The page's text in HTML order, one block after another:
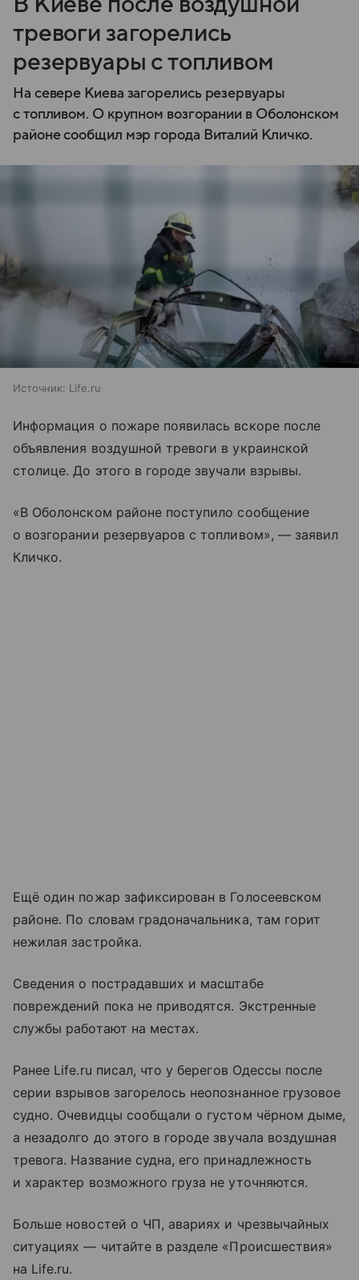
тревоги загорелись
резервуары с топливом
На севере Киева загорелись резервуары
с топливом. О крупном возгорании в Оболонском
районе сообщил мэр города Виталий Кличко.
Источник: Life.ru
Информация о пожаре появилась вскоре после
объявления воздушной тревоги в украинской
столице. До этого в городе звучали взрывы.
«В Оболонском районе поступило сообщение
о возгорании резервуаров с топливом», — заявил
Кличко.
Ещё один пожар зафиксирован в Голосеевском
районе. По словам градоначальника, там горит
нежилая застройка.
Сведения о пострадавших и масштабе
повреждений пока не приводятся. Экстренные
службы работают на местах.
Ранее Life.ru писал, что у берегов Одессы после
серии взрывов загорелось неопознанное грузовое
судно. Очевидцы сообщали о густом чёрном дыме,
а незадолго до этого в городе звучала воздушная
тревога. Название судна, его принадлежность
и характер возможного груза не уточняются.
Больше новостей о ЧП, авариях и чрезвычайных
ситуациях — читайте в разделе «Происшествия»
на Life.ru.